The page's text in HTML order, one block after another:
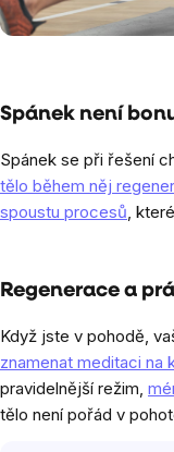
Spánek není
Spánek se při řešení
tělo během něj
spoustu procesů,
Regenerace a
Když jste v pohodě,
znamenat meditaci na
pravidelnější režim,
tělo není pořád v